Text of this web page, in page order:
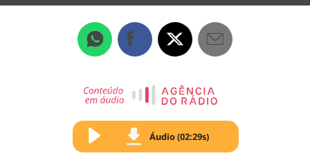
Áudio (02:29s)